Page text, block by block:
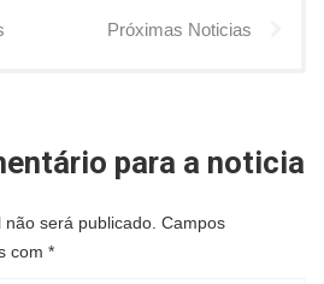
Próximas Noticias
para a noticia
será publicado. Campos
com *